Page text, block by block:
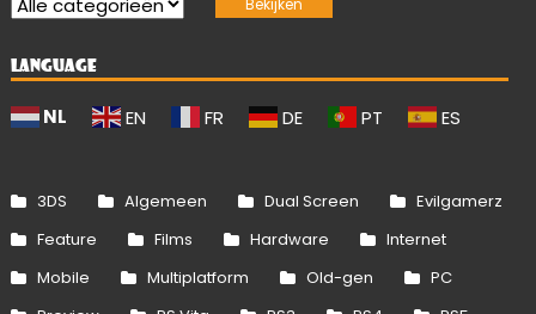
LANGUAGE
NL EN FR DE PT ES
3DS Algemeen Dual Screen
Evilgamerz
Feature
Films Hardware
Internet
Mobile
Multiplatform Old-gen
PC